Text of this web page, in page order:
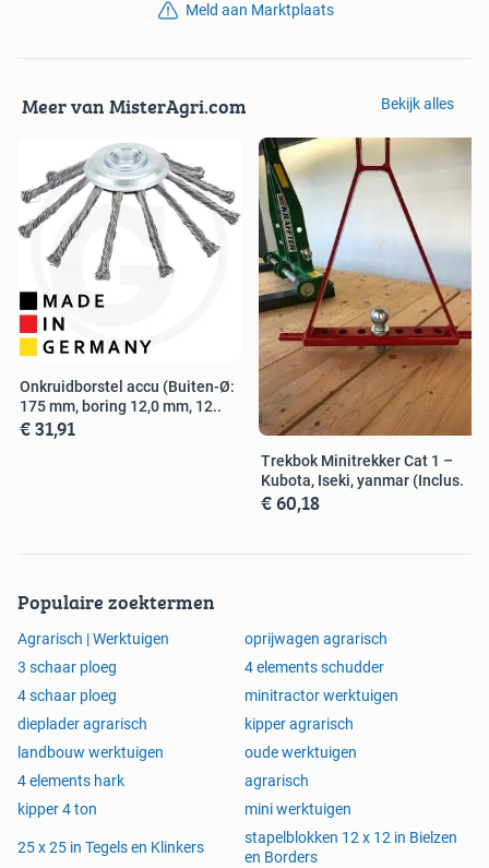
Meld aan Marktplaats
Meer van MisterAgri.com Bekijk alles
Onkruidborstel accu (Buiten-Ø:
175 mm, boring 12,0 mm, 12..
€ 31,91
Trekbok Minitrekker Cat 1 –
Kubota, Iseki, yanmar (Inclus.
€ 60,18
Populaire zoektermen
Agrarisch | Werktuigen
oprijwagen agrarisch
3 schaar ploeg
4 elements schudder
4 schaar ploeg
minitractor werktuigen
dieplader agrarisch
kipper agrarisch
landbouw werktuigen
oude werktuigen
4 elements hark
agrarisch
kipper 4 ton
mini werktuigen
25 x 25 in Tegels en Klinkers
stapelblokken 12 x 12 in Bielzen
en Borders